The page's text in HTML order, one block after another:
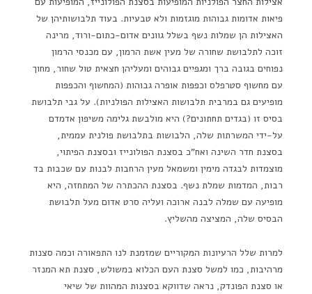
פיאות אדומות גבוהות מוגזמות ולא טבעיות. בעוד תלבושותיהן של
האצילות הן שמלות נשף בשלל גוונים אדום-כתום-ורוד, מרינה
זוכה לתלבושת שחורה של מעין אשת הרמון, עם מכנסי הרמון
נפוחים בגובה ברך ומגפיים גבוהים ומעליהן חצאית טול שחור, מחוך
עם מחשוף סטרפלס וכפפות אופרה גבוהות (המחשוף והכפפות
מופיעים גם במרבית תלבושות האצילות הפולניות). על גבי תלבושת
בסיס זו (בגדים תחתונים?) היא מולבשת גלימה משיפון אדמדם
על-ידי המשרתות שלה, הלבושות בתלבושת פולנית עממית,
בסצנת חדר השינה ואח"כ בסצנת הפולונייז ובסצנת הפיתוי,
מוצמדות לבגדה מימין ומשמאל מעין הרחבות לבנות עם שכבות בד
רבות, המדמות שמלת נשף. בסצנת ההכתרה של המתחזה, היא
מופיעה עם שמלה לבנה ארוכה ועליה סרט אדום מעל תלבושת
הבסיס שלה, המציצה מהשליץ.
למרות שלל הרעיונות המקוריים שמזמנת לנו התפאורה וכמה סצנות
מרהיבות, כמו למשל סצנת העם הכלוא במשולש, סצנת תא המנזר
או סצנת הפונדק, נראה שדווקא בסצנות המהוות של שיאי